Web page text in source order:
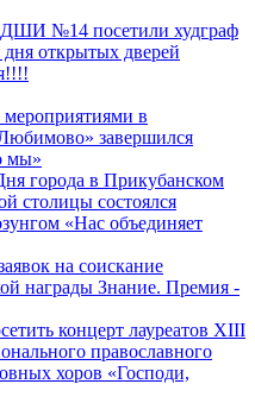
№14 посетили худграф
открытых дверей
в
завершился
мы»
города в Прикубанском
столицы состоялся
«Нас объединяет
на соискание
награды Знание. Премия -
концерт лауреатов XIII
православного
хоров «Господи,